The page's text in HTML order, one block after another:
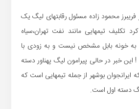
فریبرز محمود زاده مسئول رقابتهای لیگ یک
تکلیف تیمهایی مانند نفت تهران،سیاه
خونه بابل مشخص نیست و به زودی با
! این خبر در حالی پیرامون لیگ پهناور دسته
بوشهر از جمله تیمهایی است که
دسته اول است.